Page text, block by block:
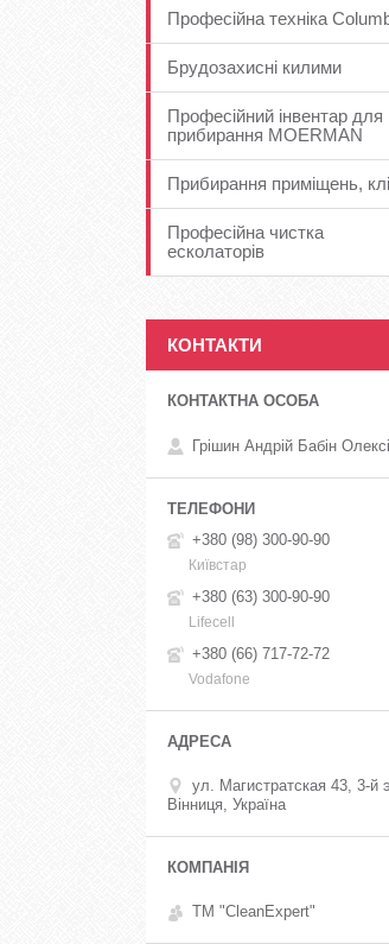
Професійна техніка
Брудозахисні килими
Професійний інвентар для
прибирання MOERMAN
Прибирання приміщень,
Професійна чистка
есколаторів
КОНТАКТИ
Грішин Андрій Бабін
+380 (98) 300-90-90
Київстар
+380 (63) 300-90-90
Lifecell
+380 (66) 717-72-72
Vodafone
ул. Магистратская 43, 3-й
Вінниця, Україна
ТМ "CleanExpert"